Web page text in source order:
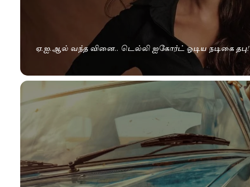
ஏ.ஐ.ஆல் வந்த வினை.. டெல்லி ஐகோர்ட் ஓடிய நடிகை தபு!